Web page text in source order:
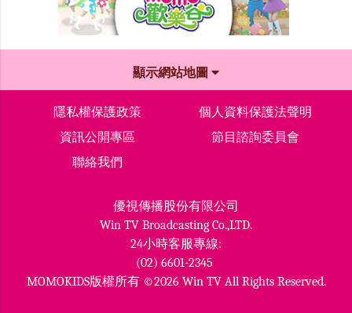
顯示網站地圖
隱私權保護政策
個人資料保護法聲明
資訊公開專區
節目諮詢委員會
聯絡我們
優視傳播股份有限公司
Win TV Broadcasting Co.,LTD.
24小時客服專線:
(02) 6601-2345
MOMOKIDS版權所有 ©2026 Win TV All Rights Reserved.